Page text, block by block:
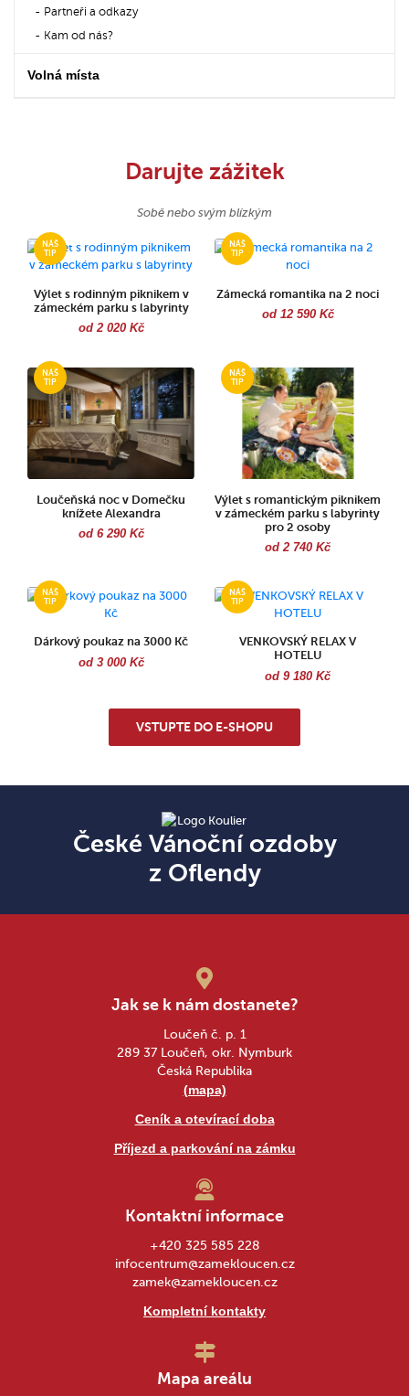
Partneři a odkazy
Kam od nás?
Volná místa
Darujte zážitek
Sobě nebo svým blízkým
Výlet s rodinným piknikem v
zámeckém parku s labyrinty
od 2 020 Kč
Zámecká romantika na 2 noci
od 12 590 Kč
Loučeňská noc v Domečku
knížete Alexandra
od 6 290 Kč
Výlet s romantickým piknikem
v zámeckém parku s labyrinty
pro 2 osoby
od 2 740 Kč
Dárkový poukaz na 3000 Kč
od 3 000 Kč
VENKOVSKÝ RELAX V
HOTELU
od 9 180 Kč
VSTUPTE DO E-SHOPU
České Vánoční ozdoby
z Oflendy
Jak se k nám dostanete?
Loučeň č. p. 1
289 37 Loučeň, okr. Nymburk
Česká Republika
(mapa)
Ceník a otevírací doba
Příjezd a parkování na zámku
Kontaktní informace
+420 325 585 228
infocentrum@zamekloucen.cz
zamek@zamekloucen.cz
Kompletní kontakty
Mapa areálu